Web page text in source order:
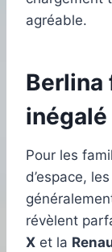
agréable.
Berlina
inégalé
Pour les
d’espace,
révèlent
X et la